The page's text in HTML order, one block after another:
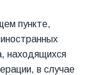
пункте,
находящихся
в случае